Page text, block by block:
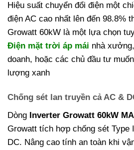
Hiệu suất chuyển đổi điện một
điện AC cao nhất lên đến 98.8%
Growatt 60kW là một lựa chọn
Điện mặt trời áp mái nhà
doanh, hoặc các chủ đầu tư
lượng xanh
Chống sét lan truyền cả AC &
Dòng Inverter Growatt 60kW
Growatt tích hợp chống sét Type
DC. Nâng cao tính an toàn khi